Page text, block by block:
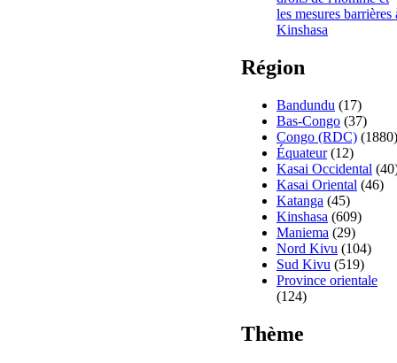
les mesures barrières
Kinshasa
Région
Bandundu (17)
Bas-Congo (37)
Congo (RDC) (1880)
Équateur(12)
Kasai Occidental
Kasai Oriental (46)
Katanga (45)
Kinshasa (609)
Maniema (29)
Nord Kivu (104)
Sud Kivu (519)
Province orientale
(124)
Thème